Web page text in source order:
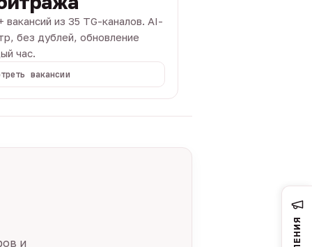
вакансий из 35 TG-каналов. AI-
без дублей, обновление
час.
вакансии
и